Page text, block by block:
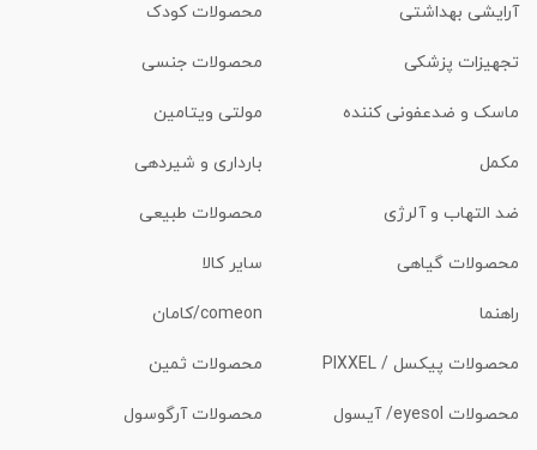
آرایشی بهداشتی محصولات کودک
تجهیزات پزشکی محصولات جنسی
ماسک و ضدعفونی کننده مولتی ویتامین
مکمل بارداری و شیردهی
ضد التهاب و آلرژی محصولات طبیعی
محصولات گیاهی سایر کالا
راهنما comeon/کامان
محصولات پیکسل / PIXXEL محصولات ثمین
محصولات eyesol/ آیسول محصولات آرگوسول